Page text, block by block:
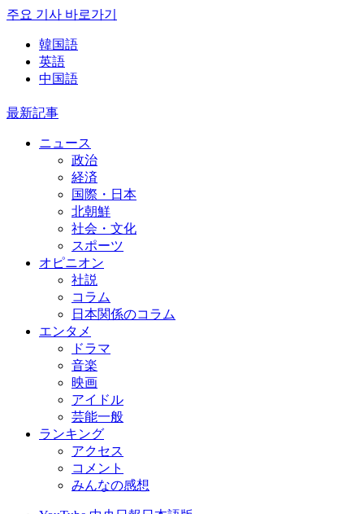
주요 기사 바로가기
韓国語
英語
中国語
最新記事
ニュース
政治
経済
国際・日本
北朝鮮
社会・文化
スポーツ
オピニオン
社説
コラム
日本関係のコラム
エンタメ
ドラマ
音楽
映画
アイドル
芸能一般
ランキング
アクセス
コメント
みんなの感想